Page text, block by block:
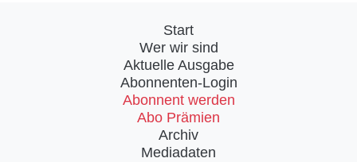
Start
Wer wir sind
Aktuelle Ausgabe
Abonnenten-Login
Abonnent werden
Abo Prämien
Archiv
Mediadaten